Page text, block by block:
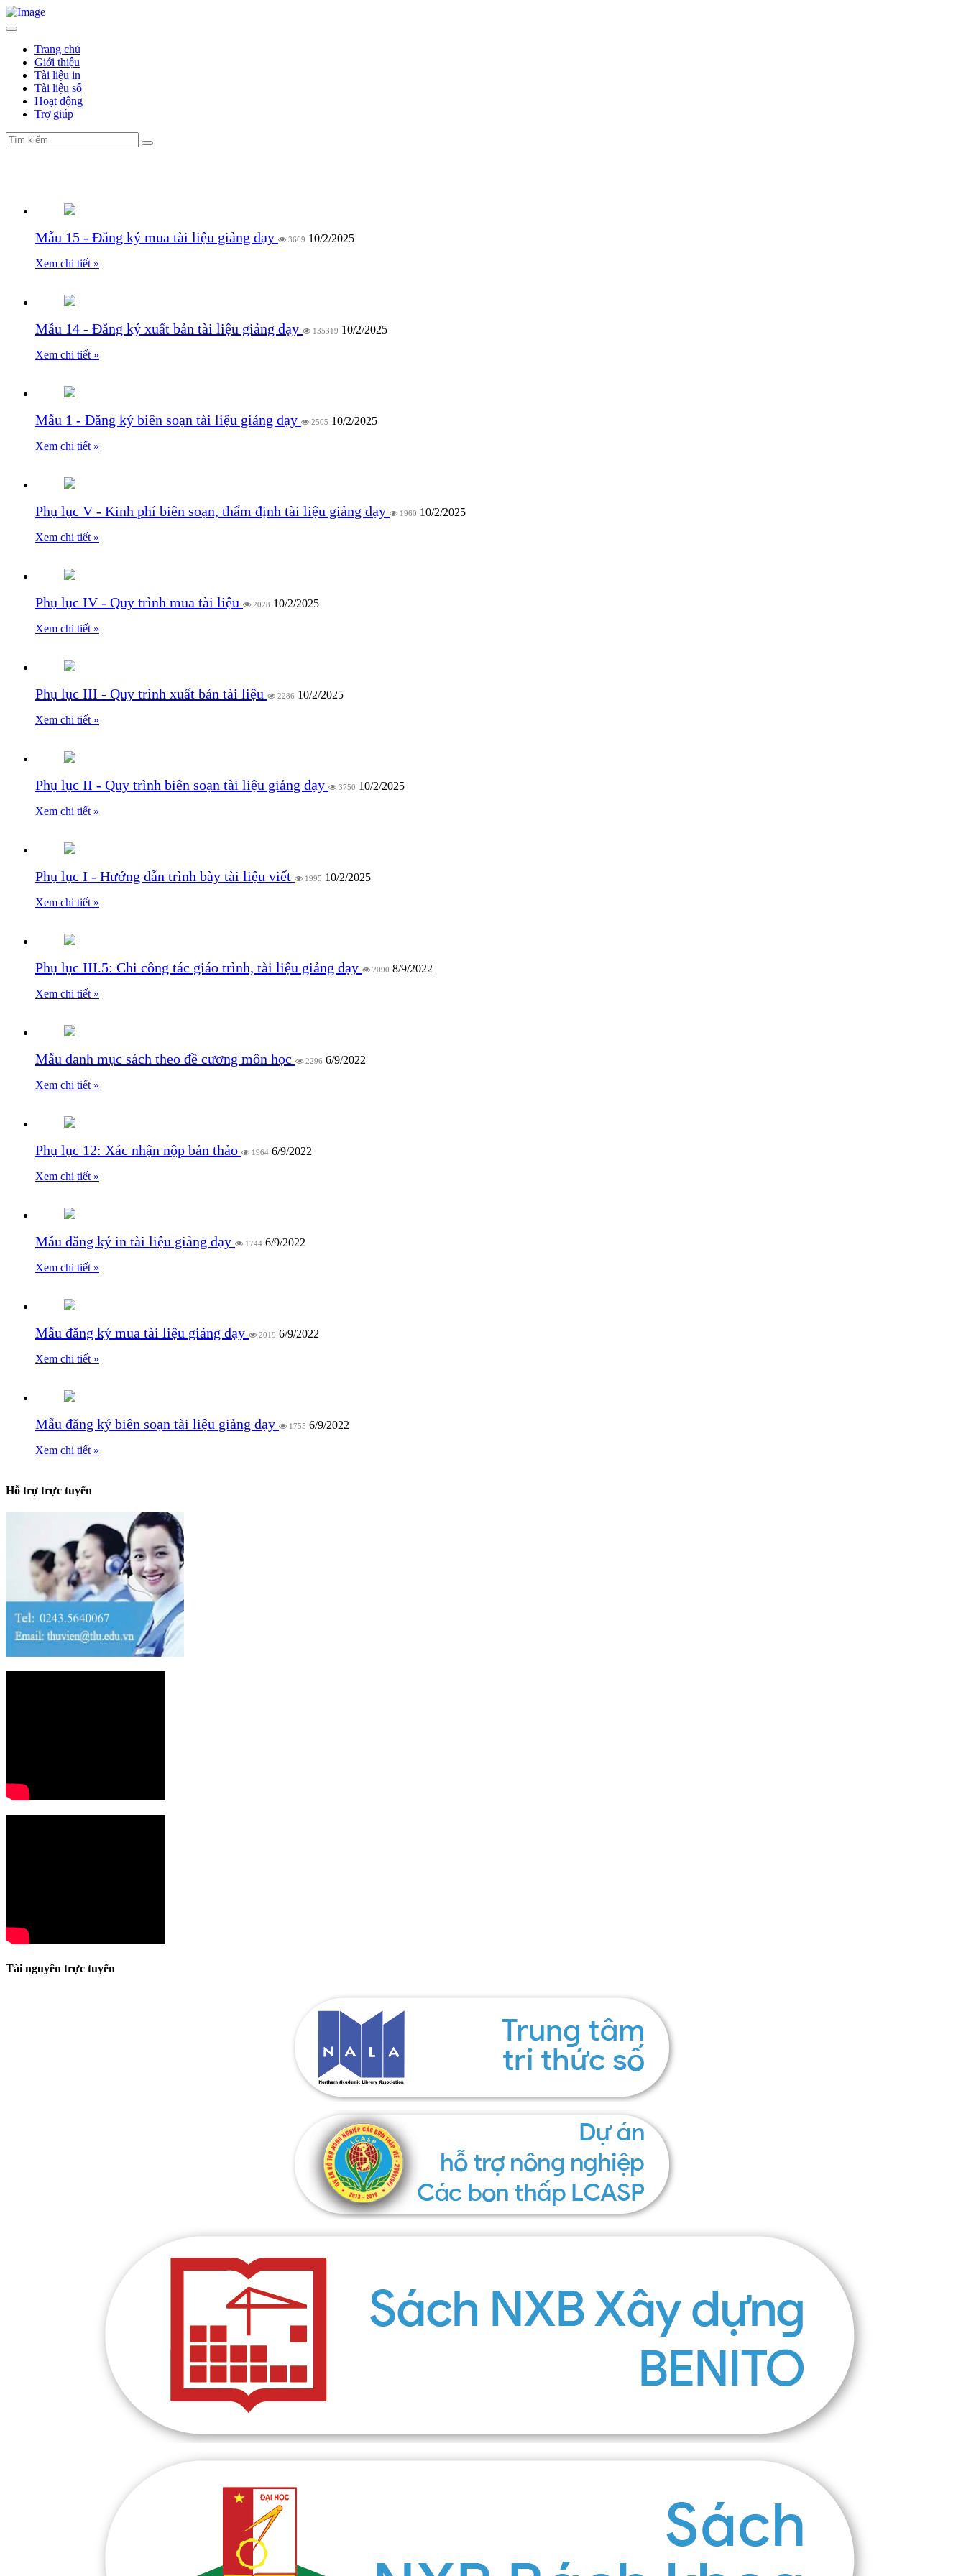
Trang chủ
Giới thiệu
Tài liệu in
Tài liệu số
Hoạt động
Trợ giúp
Mẫu 15 - Đăng ký mua tài liệu giảng dạy 3669 10/2/2025
Xem chi tiết »
Mẫu 14 - Đăng ký xuất bản tài liệu giảng dạy 135319 10/2/2025
Xem chi tiết »
Mẫu 1 - Đăng ký biên soạn tài liệu giảng dạy 2505 10/2/2025
Xem chi tiết »
Phụ lục V - Kinh phí biên soạn, thẩm định tài liệu giảng dạy 1960 10/2/2025
Xem chi tiết »
Phụ lục IV - Quy trình mua tài liệu 2028 10/2/2025
Xem chi tiết »
Phụ lục III - Quy trình xuất bản tài liệu 2286 10/2/2025
Xem chi tiết »
Phụ lục II - Quy trình biên soạn tài liệu giảng dạy 3750 10/2/2025
Xem chi tiết »
Phụ lục I - Hướng dẫn trình bày tài liệu viết 1995 10/2/2025
Xem chi tiết »
Phụ lục III.5: Chi công tác giáo trình, tài liệu giảng dạy 2090 8/9/2022
Xem chi tiết »
Mẫu danh mục sách theo đề cương môn học 2296 6/9/2022
Xem chi tiết »
Phụ lục 12: Xác nhận nộp bản thảo 1964 6/9/2022
Xem chi tiết »
Mẫu đăng ký in tài liệu giảng dạy 1744 6/9/2022
Xem chi tiết »
Mẫu đăng ký mua tài liệu giảng dạy 2019 6/9/2022
Xem chi tiết »
Mẫu đăng ký biên soạn tài liệu giảng dạy 1755 6/9/2022
Xem chi tiết »
Hỗ trợ trực tuyến
Tài nguyên trực tuyến